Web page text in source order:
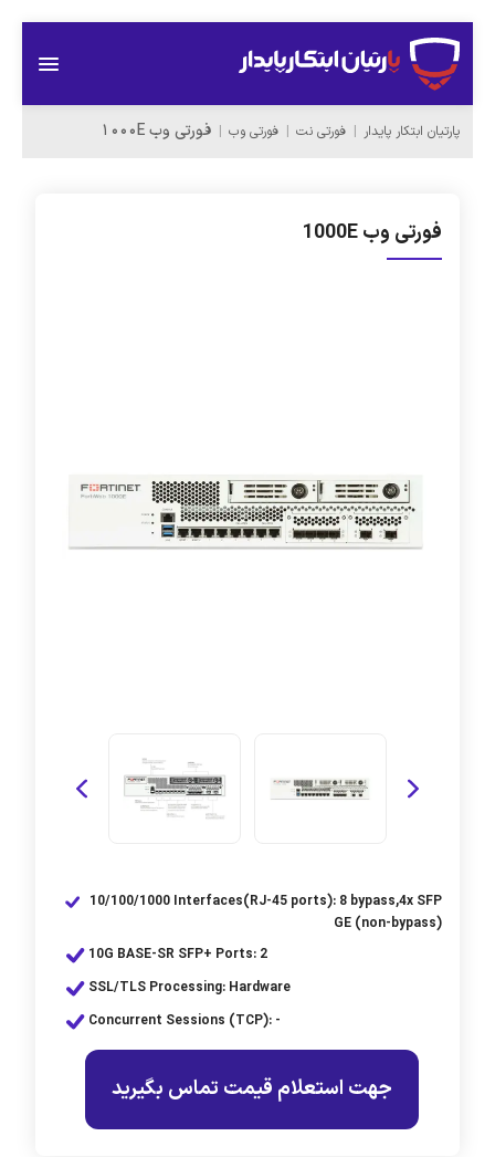
پارتیان ابتکار پایدار فورتی نت فورتی وب فورتی وب 1000E
فورتی وب 1000E
10/100/1000 Interfaces(RJ-45 ports): 8 bypass,4x SFP
GE (non-bypass)
10G BASE-SR SFP+ Ports: 2
SSL/TLS Processing: Hardware
Concurrent Sessions (TCP): -
جهت استعلام قیمت تماس بگیرید